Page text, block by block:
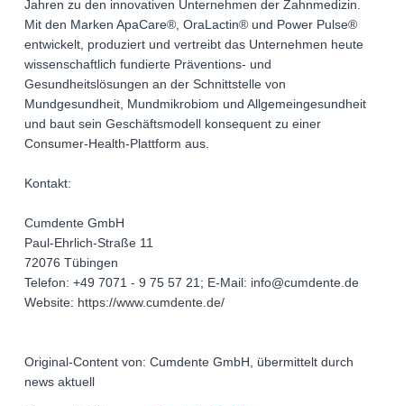
Jahren zu den innovativen Unternehmen der Zahnmedizin.
Mit den Marken ApaCare®, OraLactin® und Power Pulse®
entwickelt, produziert und vertreibt das Unternehmen heute
wissenschaftlich fundierte Präventions- und
Gesundheitslösungen an der Schnittstelle von
Mundgesundheit, Mundmikrobiom und Allgemeingesundheit
und baut sein Geschäftsmodell konsequent zu einer
Consumer-Health-Plattform aus.
Kontakt:
Cumdente GmbH
Paul-Ehrlich-Straße 11
72076 Tübingen
Telefon: +49 7071 - 9 75 57 21; E-Mail: info@cumdente.de
Website: https://www.cumdente.de/
Original-Content von: Cumdente GmbH, übermittelt durch
news aktuell